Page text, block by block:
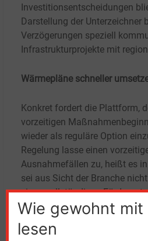
Wie gewohnt mit
lesen
Investitionsentscheidungen
Darstellung der Unterzeichner
Verzögerungen speziell
Infrastrukturprojekte mit
Wärmepläne schneller
Konkret fordert die Plattform,
vorzeitigen
wieder als reguläre Option
Regelung lasse einen
Ausnahmefällen zu, heißt es
sei aus Sicht der Branche
einen vollständigen
und über abgeschlossene
Finanzierung verfüge, solle
Bearbeitung warten müssen.